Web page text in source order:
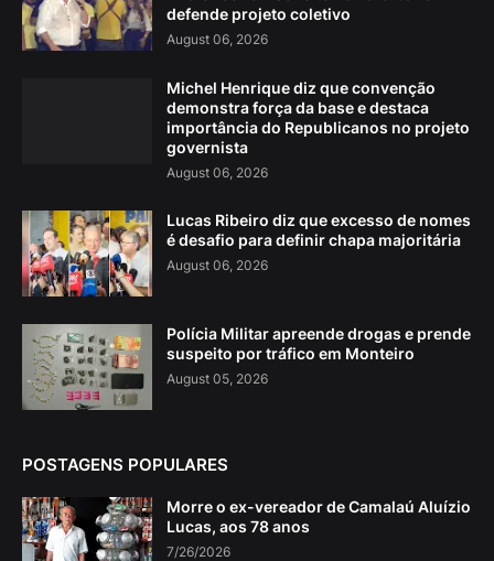
defende projeto coletivo
August 06, 2026
Michel Henrique diz que convenção
demonstra força da base e destaca
importância do Republicanos no projeto
governista
August 06, 2026
Lucas Ribeiro diz que excesso de nomes
é desafio para definir chapa majoritária
August 06, 2026
Polícia Militar apreende drogas e prende
suspeito por tráfico em Monteiro
August 05, 2026
POSTAGENS POPULARES
Morre o ex-vereador de Camalaú Aluízio
Lucas, aos 78 anos
7/26/2026